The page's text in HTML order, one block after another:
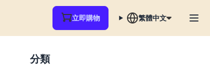
立即購物 繁體中文
分類